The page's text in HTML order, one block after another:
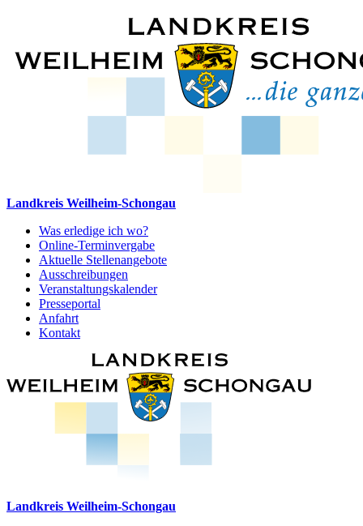
Landkreis Weilheim-Schongau
Was erledige ich wo?
Online-Terminvergabe
Aktuelle Stellenangebote
Ausschreibungen
Veranstaltungskalender
Presseportal
Anfahrt
Kontakt
Landkreis Weilheim-Schongau